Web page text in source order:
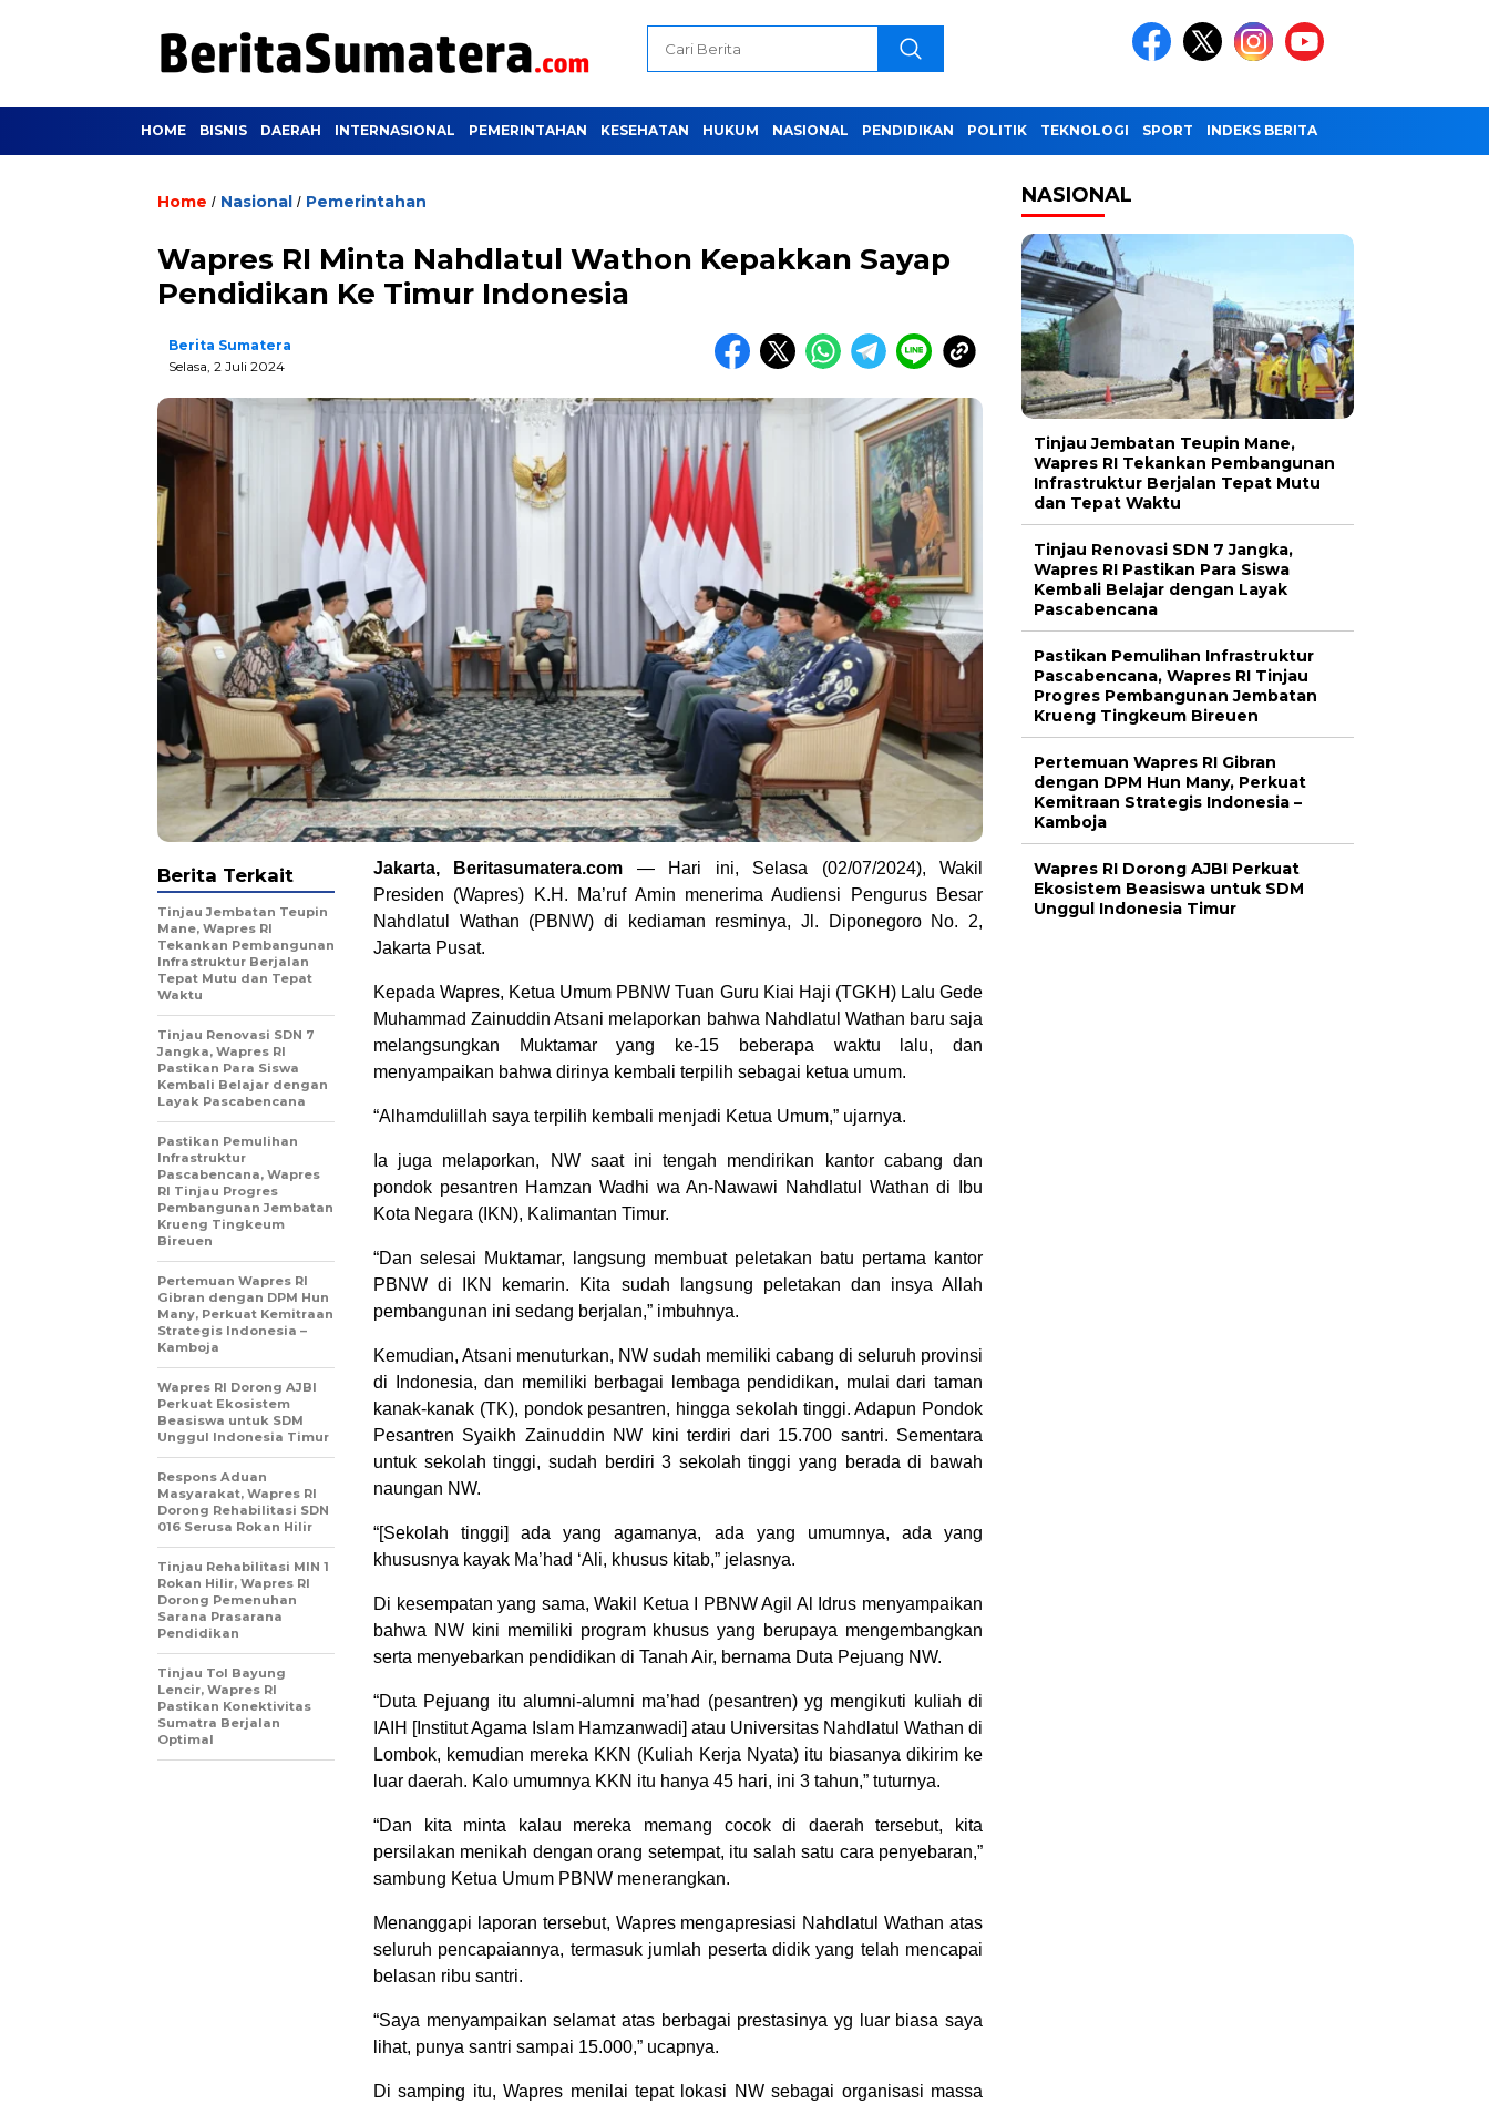
HOME BISNIS DAERAH INTERNASIONAL PEMERINTAHAN KESEHATAN HUKUM NASIONAL PENDIDIKAN POLITIK TEKNOLOGI SPORT INDEKS BERITA
Home / Nasional / Pemerintahan
Wapres RI Minta Nahdlatul Wathon Kepakkan Sayap
Pendidikan Ke Timur Indonesia
Berita Sumatera
Selasa, 2 Juli 2024
Jakarta, Beritasumatera.com — Hari ini, Selasa (02/07/2024), Wakil
Presiden (Wapres) K.H. Ma’ruf Amin menerima Audiensi Pengurus Besar
Nahdlatul Wathan (PBNW) di kediaman resminya, Jl. Diponegoro No. 2,
Jakarta Pusat.
Kepada Wapres, Ketua Umum PBNW Tuan Guru Kiai Haji (TGKH) Lalu Gede
Muhammad Zainuddin Atsani melaporkan bahwa Nahdlatul Wathan baru saja
melangsungkan Muktamar yang ke-15 beberapa waktu lalu, dan
menyampaikan bahwa dirinya kembali terpilih sebagai ketua umum.
“Alhamdulillah saya terpilih kembali menjadi Ketua Umum,” ujarnya.
Ia juga melaporkan, NW saat ini tengah mendirikan kantor cabang dan
pondok pesantren Hamzan Wadhi wa An-Nawawi Nahdlatul Wathan di Ibu
Kota Negara (IKN), Kalimantan Timur.
“Dan selesai Muktamar, langsung membuat peletakan batu pertama kantor
PBNW di IKN kemarin. Kita sudah langsung peletakan dan insya Allah
pembangunan ini sedang berjalan,” imbuhnya.
Kemudian, Atsani menuturkan, NW sudah memiliki cabang di seluruh provinsi
di Indonesia, dan memiliki berbagai lembaga pendidikan, mulai dari taman
kanak-kanak (TK), pondok pesantren, hingga sekolah tinggi. Adapun Pondok
Pesantren Syaikh Zainuddin NW kini terdiri dari 15.700 santri. Sementara
untuk sekolah tinggi, sudah berdiri 3 sekolah tinggi yang berada di bawah
naungan NW.
“[Sekolah tinggi] ada yang agamanya, ada yang umumnya, ada yang
khususnya kayak Ma’had ‘Ali, khusus kitab,” jelasnya.
Di kesempatan yang sama, Wakil Ketua I PBNW Agil Al Idrus menyampaikan
bahwa NW kini memiliki program khusus yang berupaya mengembangkan
serta menyebarkan pendidikan di Tanah Air, bernama Duta Pejuang NW.
“Duta Pejuang itu alumni-alumni ma’had (pesantren) yg mengikuti kuliah di
IAIH [Institut Agama Islam Hamzanwadi] atau Universitas Nahdlatul Wathan di
Lombok, kemudian mereka KKN (Kuliah Kerja Nyata) itu biasanya dikirim ke
luar daerah. Kalo umumnya KKN itu hanya 45 hari, ini 3 tahun,” tuturnya.
“Dan kita minta kalau mereka memang cocok di daerah tersebut, kita
persilakan menikah dengan orang setempat, itu salah satu cara penyebaran,”
sambung Ketua Umum PBNW menerangkan.
Menanggapi laporan tersebut, Wapres mengapresiasi Nahdlatul Wathan atas
seluruh pencapaiannya, termasuk jumlah peserta didik yang telah mencapai
belasan ribu santri.
“Saya menyampaikan selamat atas berbagai prestasinya yg luar biasa saya
lihat, punya santri sampai 15.000,” ucapnya.
Di samping itu, Wapres menilai tepat lokasi NW sebagai organisasi massa
Berita Terkait
Tinjau Jembatan Teupin
Mane, Wapres RI
Tekankan Pembangunan
Infrastruktur Berjalan
Tepat Mutu dan Tepat
Waktu
Tinjau Renovasi SDN 7
Jangka, Wapres RI
Pastikan Para Siswa
Kembali Belajar dengan
Layak Pascabencana
Pastikan Pemulihan
Infrastruktur
Pascabencana, Wapres
RI Tinjau Progres
Pembangunan Jembatan
Krueng Tingkeum
Bireuen
Pertemuan Wapres RI
Gibran dengan DPM Hun
Many, Perkuat Kemitraan
Strategis Indonesia –
Kamboja
Wapres RI Dorong AJBI
Perkuat Ekosistem
Beasiswa untuk SDM
Unggul Indonesia Timur
Respons Aduan
Masyarakat, Wapres RI
Dorong Rehabilitasi SDN
016 Serusa Rokan Hilir
Tinjau Rehabilitasi MIN 1
Rokan Hilir, Wapres RI
Dorong Pemenuhan
Sarana Prasarana
Pendidikan
Tinjau Tol Bayung
Lencir, Wapres RI
Pastikan Konektivitas
Sumatra Berjalan
Optimal
NASIONAL
Tinjau Jembatan Teupin Mane,
Wapres RI Tekankan Pembangunan
Infrastruktur Berjalan Tepat Mutu
dan Tepat Waktu
Tinjau Renovasi SDN 7 Jangka,
Wapres RI Pastikan Para Siswa
Kembali Belajar dengan Layak
Pascabencana
Pastikan Pemulihan Infrastruktur
Pascabencana, Wapres RI Tinjau
Progres Pembangunan Jembatan
Krueng Tingkeum Bireuen
Pertemuan Wapres RI Gibran
dengan DPM Hun Many, Perkuat
Kemitraan Strategis Indonesia –
Kamboja
Wapres RI Dorong AJBI Perkuat
Ekosistem Beasiswa untuk SDM
Unggul Indonesia Timur